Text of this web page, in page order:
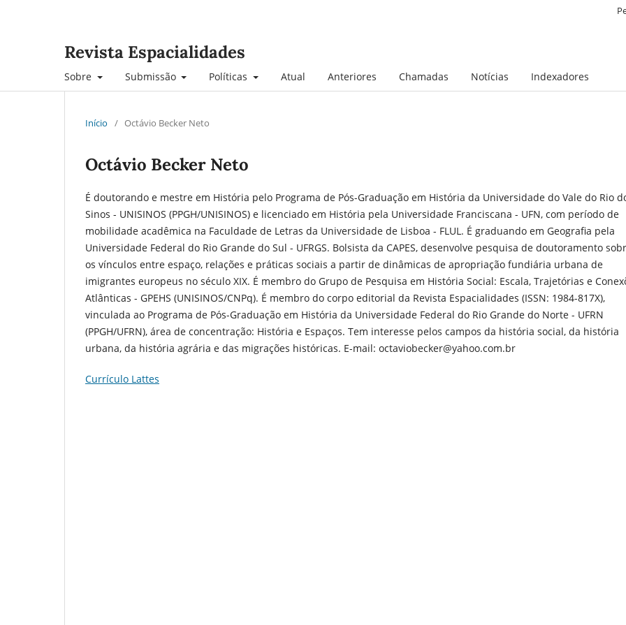
Revista Espacialidades
Sobre Submissão Políticas Atual Anteriores Chamadas Notícias Indexadores
Início / Octávio Becker Neto
Octávio Becker Neto
É doutorando e mestre em História pelo Programa de Pós-Graduação em História da Universidade do Vale do Rio
Sinos - UNISINOS (PPGH/UNISINOS) e licenciado em História pela Universidade Franciscana - UFN, com período de
mobilidade acadêmica na Faculdade de Letras da Universidade de Lisboa - FLUL. É graduando em Geografia pela
Universidade Federal do Rio Grande do Sul - UFRGS. Bolsista da CAPES, desenvolve pesquisa de doutoramento
os vínculos entre espaço, relações e práticas sociais a partir de dinâmicas de apropriação fundiária urbana de
imigrantes europeus no século XIX. É membro do Grupo de Pesquisa em História Social: Escala, Trajetórias e
Atlânticas - GPEHS (UNISINOS/CNPq). É membro do corpo editorial da Revista Espacialidades (ISSN: 1984-817X),
vinculada ao Programa de Pós-Graduação em História da Universidade Federal do Rio Grande do Norte - UFRN
(PPGH/UFRN), área de concentração: História e Espaços. Tem interesse pelos campos da história social, da história
urbana, da história agrária e das migrações históricas. E-mail: octaviobecker@yahoo.com.br
Currículo Lattes